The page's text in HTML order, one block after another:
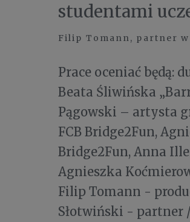
studentami
Filip Tomann, partner
Prace oceniać będą:
Beata Śliwińska
Pągowski – artysta
FCB Bridge2Fun,
Bridge2Fun, Anna
Agnieszka
Filip Tomann -
Słotwiński - partner /